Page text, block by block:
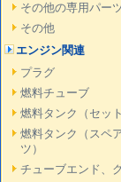
その他の専用パー
その他
エンジン関連
プラグ
燃料チューブ
燃料タンク（セット
燃料タンク（スペ
ツ）
チューブエンド、